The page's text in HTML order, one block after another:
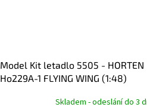
Model Kit letadlo 5505 - HORTEN
Ho229A-1 FLYING WING (1:48)
Skladem - odeslání do 3